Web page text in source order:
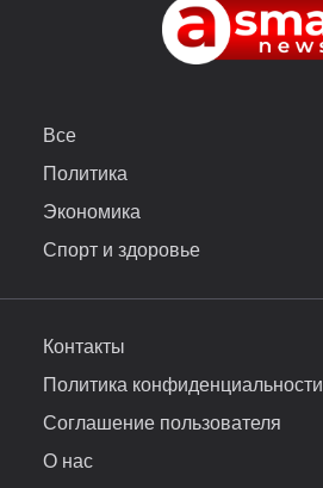
Все
Политика
Экономика
Спорт и здоровье
Контакты
Политика конфиденциальности
Соглашение пользователя
О нас